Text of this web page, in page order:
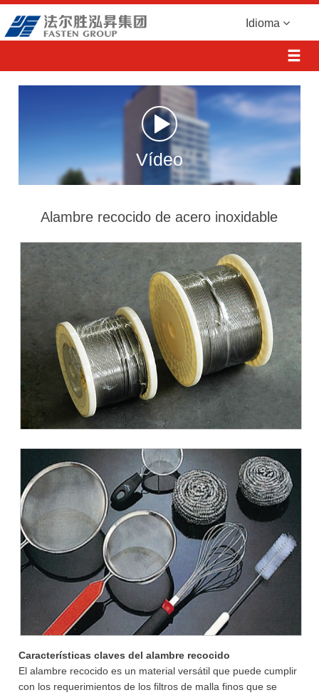
Idioma
Vídeo
Alambre recocido de acero inoxidable
Características claves del alambre recocido
El alambre recocido es un material versátil que puede cumplir
con los requerimientos de los filtros de malla finos que se